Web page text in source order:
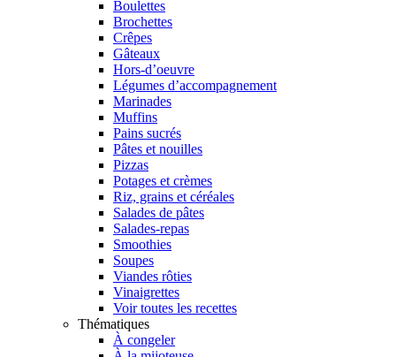
Boulettes
Brochettes
Crêpes
Gâteaux
Hors-d’oeuvre
Légumes d’accompagnement
Marinades
Muffins
Pains sucrés
Pâtes et nouilles
Pizzas
Potages et crèmes
Riz, grains et céréales
Salades de pâtes
Salades-repas
Smoothies
Soupes
Viandes rôties
Vinaigrettes
Voir toutes les recettes
Thématiques
À congeler